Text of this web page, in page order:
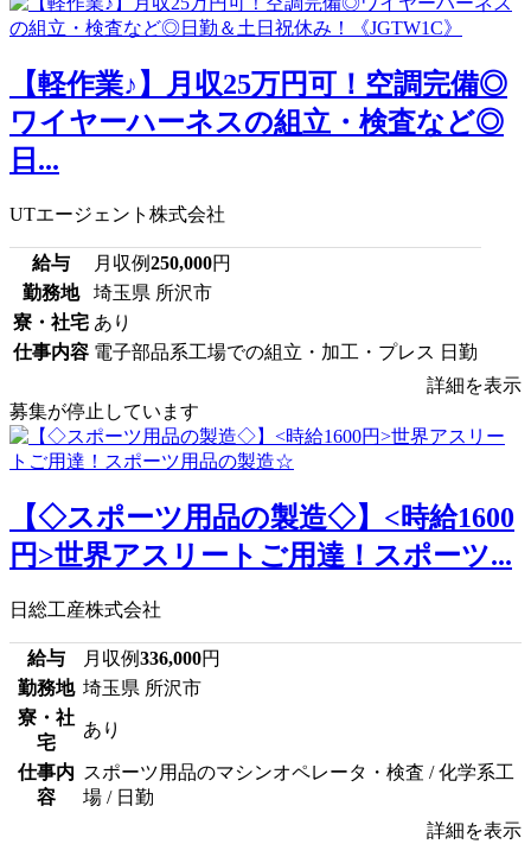
【軽作業♪】月収25万円可！空調完備◎
ワイヤーハーネスの組立・検査など◎
日...
UTエージェント株式会社
給与 月収例250,000円
勤務地
埼玉県 所沢市
寮・社宅 あり
仕事内容 電子部品系工場での組立・加工・プレス 日勤
詳細を表示
募集が停止しています
【◇スポーツ用品の製造◇】<時給1600
円>世界アスリートご用達！スポーツ...
日総工産株式会社
給与 月収例336,000円
勤務地 埼玉県 所沢市
寮・社
宅
あり
仕事内
容
スポーツ用品のマシンオペレータ・検査 / 化学系工
場 / 日勤
詳細を表示